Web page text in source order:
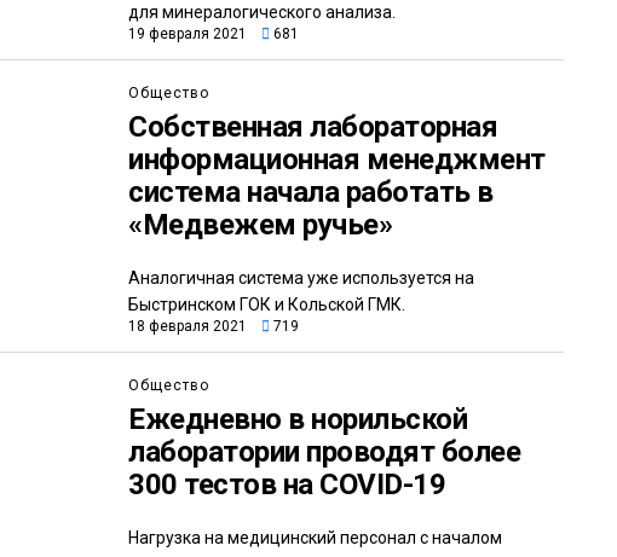
для минералогического анализа.
19 февраля 2021 681
Общество
Собственная лабораторная
информационная менеджмент
система начала работать в
«Медвежем ручье»
Аналогичная система уже используется на
Быстринском ГОК и Кольской ГМК.
18 февраля 2021 719
Общество
Ежедневно в норильской
лаборатории проводят более
300 тестов на COVID-19
Нагрузка на медицинский персонал с началом